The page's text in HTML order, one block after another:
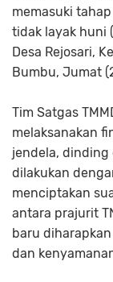
memasuki
tidak layak huni
Desa Rejosari,
Bumbu, Jumat
Tim Satgas
melaksanakan
jendela, dinding
dilakukan
menciptakan
antara prajurit
baru
dan